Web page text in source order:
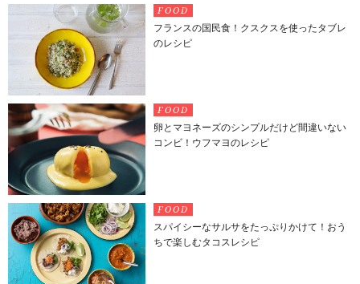
FOOD
フランスの国民食！クスクスを使ったタブレ
のレシピ
FOOD
卵とマヨネーズのシンプルだけど間違いない
コンビ！ウフマヨのレシピ
FOOD
スパイシーなサルサをたっぷりかけて！おう
ちで楽しむタコスレシピ